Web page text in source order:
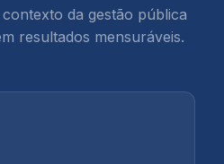
da gestão pública
resultados mensuráveis.